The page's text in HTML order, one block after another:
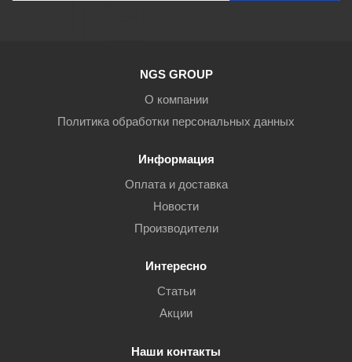
NGS GROUP
О компании
Политика обработки персональных данных
Информация
Оплата и доставка
Новости
Производители
Интересно
Статьи
Акции
Наши контакты